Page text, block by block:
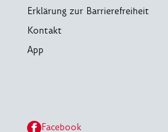
Erklärung zur Barrierefreiheit
Kontakt
App
Facebook